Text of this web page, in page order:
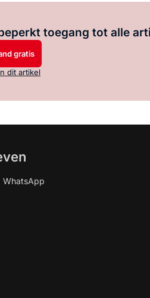
toegang tot alle
gratis
dit artikel
WhatsApp